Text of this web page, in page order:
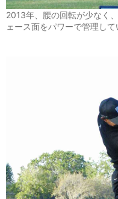
2013年、腰の回転が少なく
ェース面をパワーで管理して